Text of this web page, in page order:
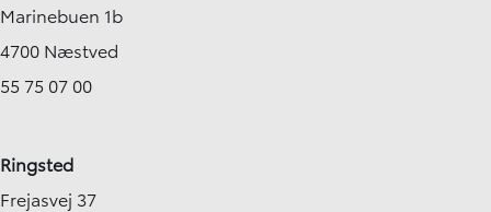
Marinebuen 1b
4700 Næstved
55 75 07 00
Ringsted
Frejasvej 37